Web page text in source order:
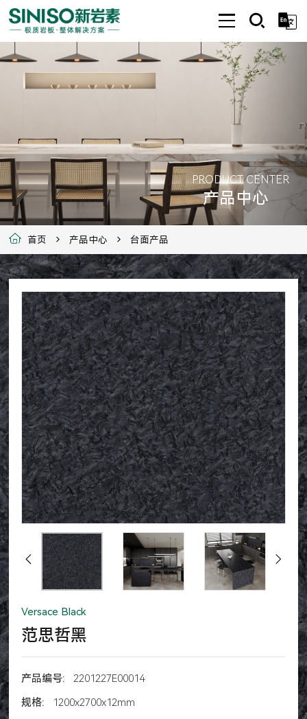
PRODUCT CENTER
产品中心
首页 产品中心 台面产品
Versace Black
范思哲黑
产品编号:
2201227E00014
规格:
1200x2700x12mm